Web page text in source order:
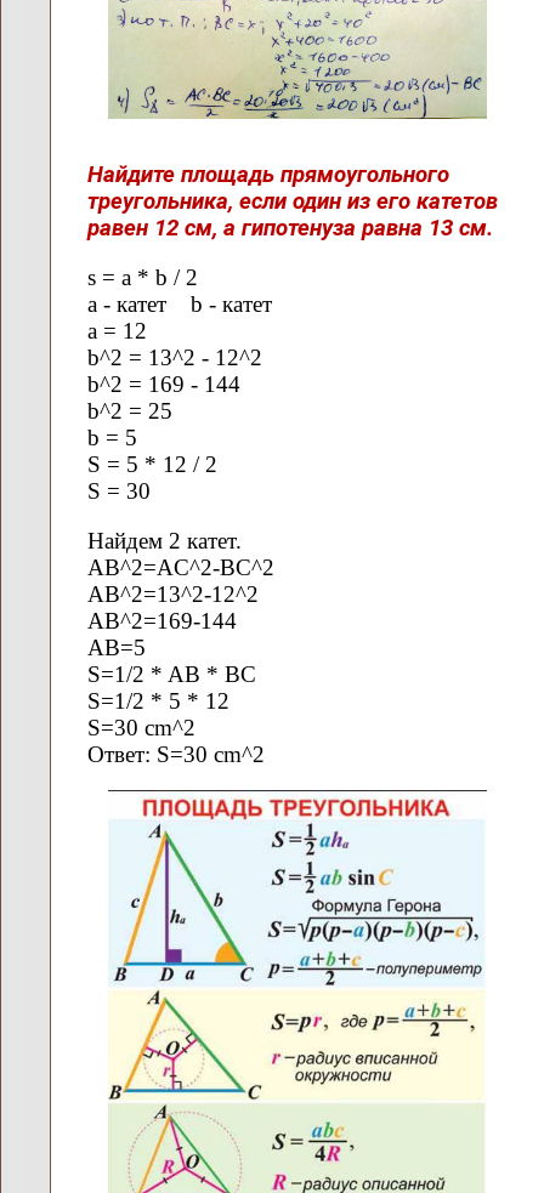
Найдите площадь прямоугольного
треугольника, если один из его катетов
равен 12 см, а гипотенуза равна 13 см.
s = a * b / 2
a - катет b - катет
a = 12
b^2 = 13^2 - 12^2
b^2 = 169 - 144
b^2 = 25
b = 5
S = 5 * 12 / 2
S = 30
Найдем 2 катет.
AB^2=AC^2-BC^2
AB^2=13^2-12^2
AB^2=169-144
AB=5
S=1/2 * AB * BC
S=1/2 * 5 * 12
S=30 cm^2
Ответ: S=30 cm^2